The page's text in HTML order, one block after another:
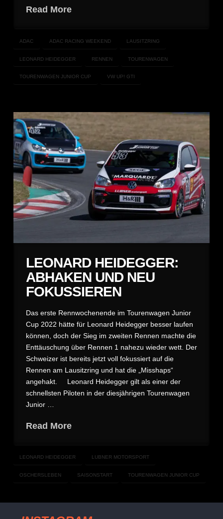
Read More
ADAC ADAC RACING WEEKEND LAUSITZRING
LEONARD HEIDEGGER RENNEN TOURENWAGEN
TOURENWAGEN JUNIOR CUP VW UP! GTI
LEONARD HEIDEGGER:
ABHAKEN UND NEU
FOKUSSIEREN
Das erste Rennwochenende im Tourenwagen Junior
Cup 2022 hätte für Leonard Heidegger besser laufen
können, doch der Sieg im zweiten Rennen machte die
Enttäuschung über Rennen 1 nahezu wieder wett. Der
Schweizer ist bereits jetzt voll fokussiert auf die
Rennen am Lausitzring und hat die „Misshaps“
angehakt. Leonard Heidegger gilt als einer der
schnellsten Piloten in der diesjährigen Tourenwagen
Junior …
Read More
LEONARD HEIDEGGER LUBNER MOTORSPORT
OSCHERSLEBEN SAISONSTART TOURENWAGEN JUNIOR CUP